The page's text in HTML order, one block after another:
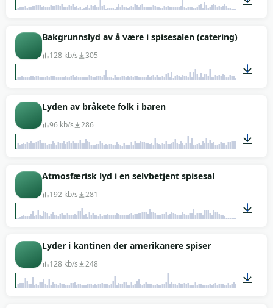
01:04
Bakgrunnslyd av å være i spisesalen (catering)
128 kb/s 305
Lyden av bråkete folk i baren
96 kb/s 286
Atmosfærisk lyd i en selvbetjent spisesal
192 kb/s 281
Lyder i kantinen der amerikanere spiser
128 kb/s 248